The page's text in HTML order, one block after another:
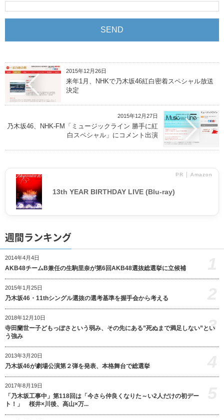
2015年12月26日
来年1月、NHKで乃木坂46紅白密着スペシャル放送
決定
2015年12月27日
乃木坂46、NHK-FM「ミュージックライン 勝手に紅
白スペシャル」にコメント出演
PR │ Amazon
13th YEAR BIRTHDAY LIVE (Blu-ray)
週間ランキング
2014年4月4日
AKB48チームB兼任の生駒里奈が第6回AKB48選抜総選挙に立候補
2015年1月25日
乃木坂46・11thシングル選抜の選考基準を握手会から考える
2018年12月10日
寺田蘭世ー子どもっぽさという弱み、その先にある”死ぬまで満足しない”とい
う強み
3
2013年3月20日
乃木坂46が劇場公演第２弾を発表、本格舞台で総選挙
2017年8月19日
「乃木坂工事中」第118回は「今さら仲良くなりた～い2人だけの初デー
ト！」 桜井×川後、高山×万...